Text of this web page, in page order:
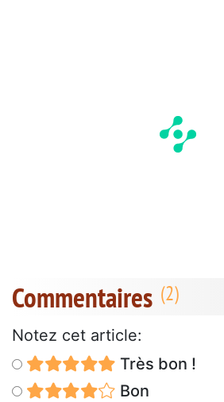
Commentaires
Notez cet article:
Très bon !
Bon